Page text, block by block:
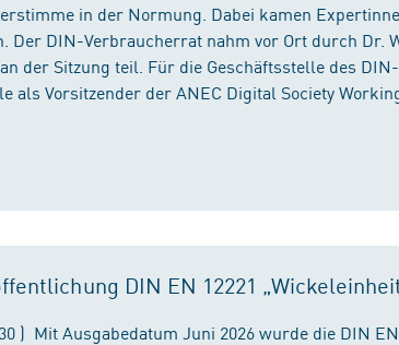
in der Normung. Dabei kamen
Der DIN-Verbraucherrat nahm vor Ort durch Dr.
der Sitzung teil. Für die Geschäftsstelle des
als Vorsitzender der ANEC Digital Society
DIN EN 12221
) Mit Ausgabedatum Juni 2026 wurde die DIN